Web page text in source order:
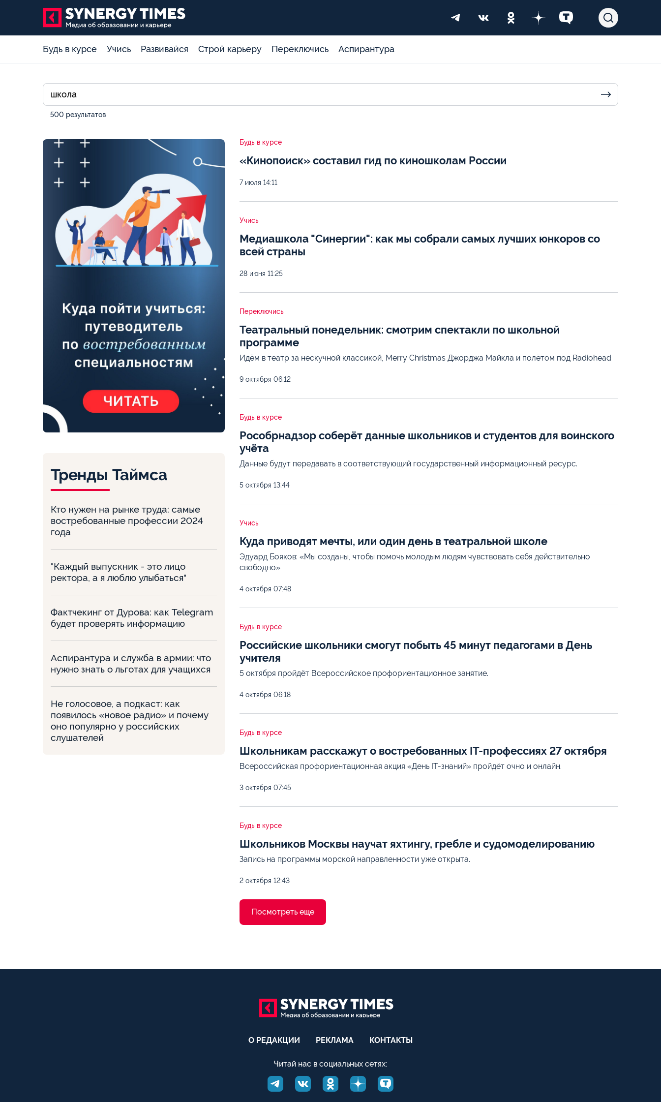
Будь в курсе Учись Развивайся Строй карьеру Переключись Аспирантура
500 результатов
Тренды Таймса
Кто нужен на рынке труда: самые
востребованные профессии 2024
года
"Каждый выпускник - это лицо
ректора, а я люблю улыбаться"
Фактчекинг от Дурова: как Telegram
будет проверять информацию
Аспирантура и служба в армии: что
нужно знать о льготах для учащихся
Не голосовое, а подкаст: как
появилось «новое радио» и почему
оно популярно у российских
слушателей
Будь в курсе
«Кинопоиск» составил гид по киношколам России
7 июля 14:11
Учись
Медиашкола "Синергии": как мы собрали самых лучших юнкоров со
всей страны
28 июня 11:25
Переключись
Театральный понедельник: смотрим спектакли по школьной
программе
Идём в театр за нескучной классикой, Merry Christmas Джорджа Майкла и полётом под Radiohead
9 октября 06:12
Будь в курсе
Рособрнадзор соберёт данные школьников и студентов для воинского
учёта
Данные будут передавать в соответствующий государственный информационный ресурс.
5 октября 13:44
Учись
Куда приводят мечты, или один день в театральной школе
Эдуард Бояков: «Мы созданы, чтобы помочь молодым людям чувствовать себя действительно
свободно»
4 октября 07:48
Будь в курсе
Российские школьники смогут побыть 45 минут педагогами в День
учителя
5 октября пройдёт Всероссийское профориентационное занятие.
4 октября 06:18
Будь в курсе
Школьникам расскажут о востребованных IT-профессиях 27 октября
Всероссийская профориентационная акция «День IT-знаний» пройдёт очно и онлайн.
3 октября 07:45
Будь в курсе
Школьников Москвы научат яхтингу, гребле и судомоделированию
Запись на программы морской направленности уже открыта.
2 октября 12:43
Посмотреть еще
О РЕДАКЦИИ РЕКЛАМА КОНТАКТЫ
Читай нас в социальных сетях: